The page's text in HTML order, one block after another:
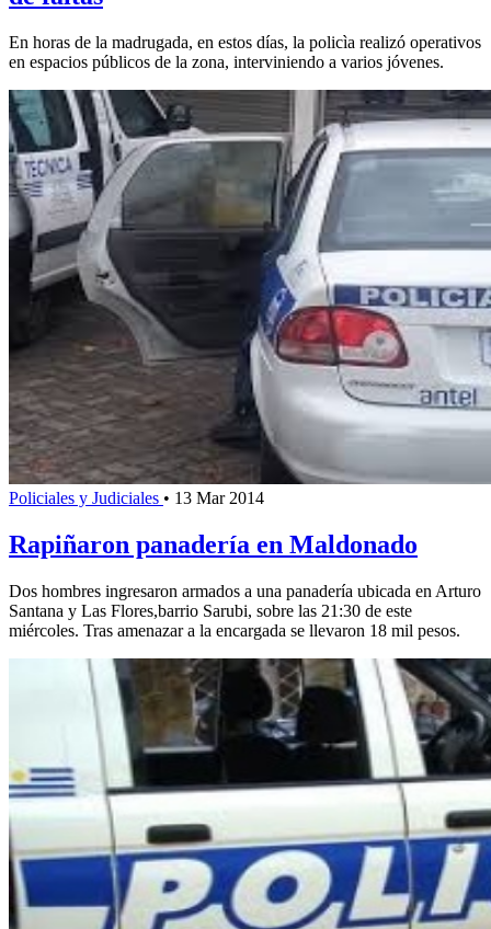
En horas de la madrugada, en estos días, la policìa realizó operativos
en espacios públicos de la zona, interviniendo a varios jóvenes.
Policiales y Judiciales • 13 Mar 2014
Rapiñaron panadería en Maldonado
Dos hombres ingresaron armados a una panadería ubicada en Arturo
Santana y Las Flores,barrio Sarubi, sobre las 21:30 de este
miércoles. Tras amenazar a la encargada se llevaron 18 mil pesos.